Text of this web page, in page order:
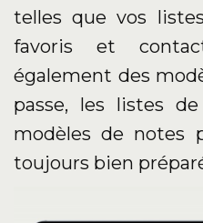
telles que vos
favoris et
également des
passe, les listes
modèles de notes
toujours bien